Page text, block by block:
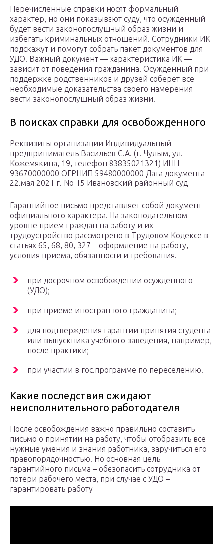
Перечисленные справки носят формальный
характер, но они показывают суду, что осужденный
будет вести законопослушный образ жизни и
избегать криминальных отношений. Сотрудники ИК
подскажут и помогут собрать пакет документов для
УДО. Важный документ — характеристика ИК —
зависит от поведения гражданина. Осужденный при
поддержке родственников и друзей соберет все
необходимые доказательства своего намерения
вести законопослушный образ жизни.
В поисках справки для освобожденного
Реквизиты организации Индивидуальный
предприниматель Васильев С.А. (г. Чулым, ул.
Кожемякина, 19, телефон 83835021321) ИНН
93670000000 ОГРНИП 59480000000 Дата документа
22.мая 2021 г. No 15 Ивановский районный суд
Гарантийное письмо представляет собой документ
официального характера. На законодательном
уровне прием граждан на работу и их
трудоустройство рассмотрено в Трудовом Кодексе в
статьях 65, 68, 80, 327 – оформление на работу,
условия приема, обязанности и требования.
при досрочном освобождении осужденного
(УДО);
при приеме иностранного гражданина;
для подтверждения гарантии принятия студента
или выпускника учебного заведения, например,
после практики;
при участии в гос.программе по переселению.
Какие последствия ожидают
неисполнительного работодателя
После освобождения важно правильно составить
письмо о принятии на работу, чтобы отобразить все
нужные умения и знания работника, заручиться его
правопорядочностью. Но основная цель
гарантийного письма – обезопасить сотрудника от
потери рабочего места, при случае с УДО –
гарантировать работу